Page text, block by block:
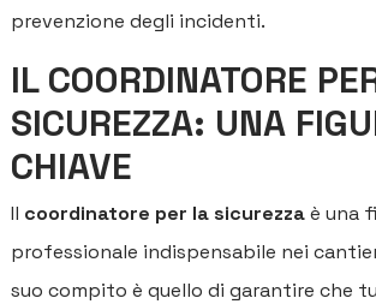
prevenzione degli incidenti.
IL COORDINATORE
SICUREZZA: UNA
CHIAVE
Il coordinatore per la sicurezzaè una
professionale indispensabile nei
suo compito è quello di garantire che